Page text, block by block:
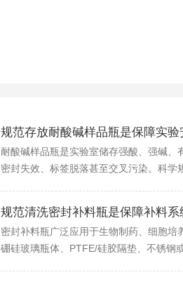
规范存放耐酸碱样品瓶是保障实
耐酸碱样品瓶是实验室储存强酸、强碱
密封失效、标签脱落甚至交叉污染。科
规范清洗密封补料瓶是保障补料
密封补料瓶广泛应用于生物制药、细胞
硼硅玻璃瓶体、PTFE/硅胶隔垫、不锈钢